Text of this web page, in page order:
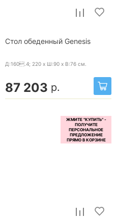
Стол обеденный Genesis
Д:160.4; 220 x Ш:90 x В:76 см.
87 203 р.